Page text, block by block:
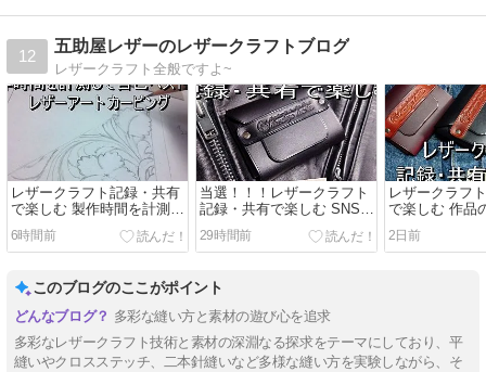
12
五助屋レザーのレザークラフトブログ
レザークラフト全般ですよ~
レザークラフト記録・共有
で楽しむ 製作時間を計測し
て自己ベスト更新 レザーア
ート カービング
6時間前
当選！！！レザークラフト
記録・共有で楽しむ SNSで
制作過程や完成品を投稿 琥
珀色
29時間前
レザークラフ
で楽しむ 作品
念撮影
2日前
このブログのここがポイント
多彩な縫い方と素材の遊び心を追求
多彩なレザークラフト技術と素材の深淵なる探求をテーマにしており、平
縫いやクロスステッチ、二本針縫いなど多様な縫い方を実験しながら、そ